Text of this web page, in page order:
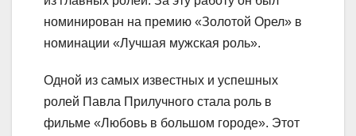
номинирован на премию «Золотой Орел» в
номинации «Лучшая мужская роль».
Одной из самых известных и успешных
ролей Павла Прилучного стала роль в
фильме «Любовь в большом городе». Этот